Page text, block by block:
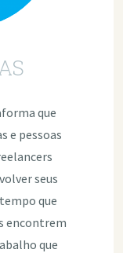
que
e pessoas
seus
que
encontrem
que